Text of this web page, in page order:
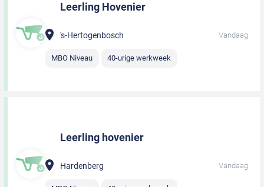
Leerling Hovenier
's-Hertogenbosch Vandaag
MBO Niveau 40-urige werkweek
Leerling hovenier
Hardenberg Vandaag